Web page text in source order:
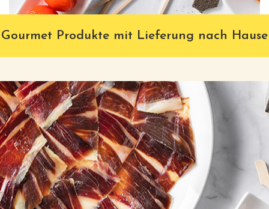
Gourmet Produkte mit Lieferung nach Hause